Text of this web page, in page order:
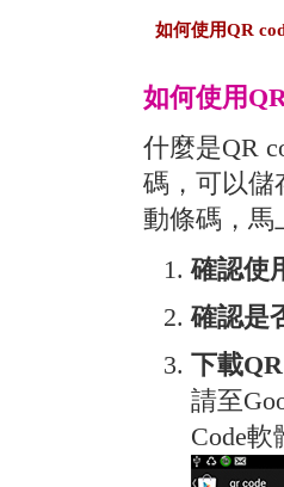
如何使用QR
如何使用
什麼是QR
碼，可以儲
動條碼，馬
確認使
確認是
下載
請至
Code軟